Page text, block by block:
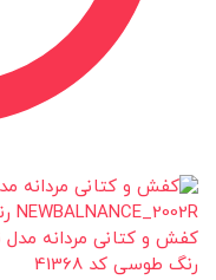
رنگ طوسی کد 41368